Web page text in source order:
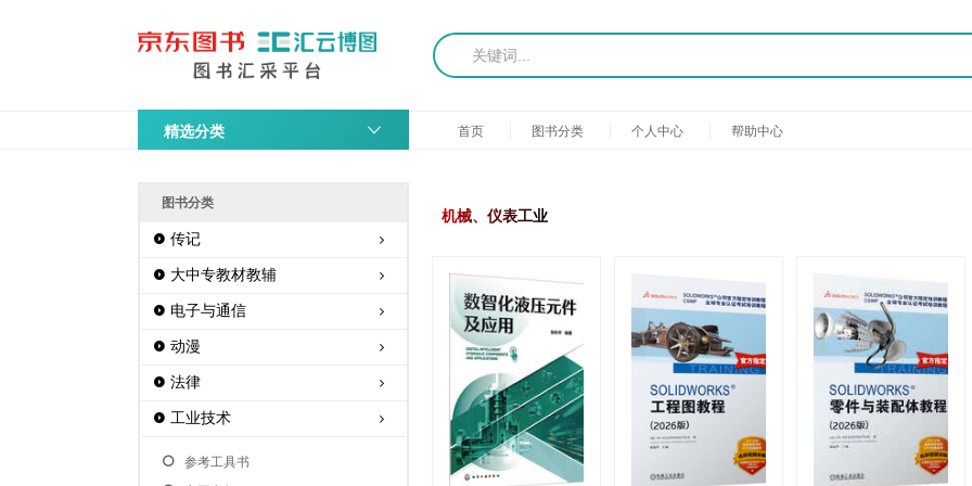
精选分类 首页 图书分类 个人中心 帮助中心
图书分类
传记
大中专教材教辅
电子与通信
动漫
法律
工业技术
参考工具书
机械、仪表工业